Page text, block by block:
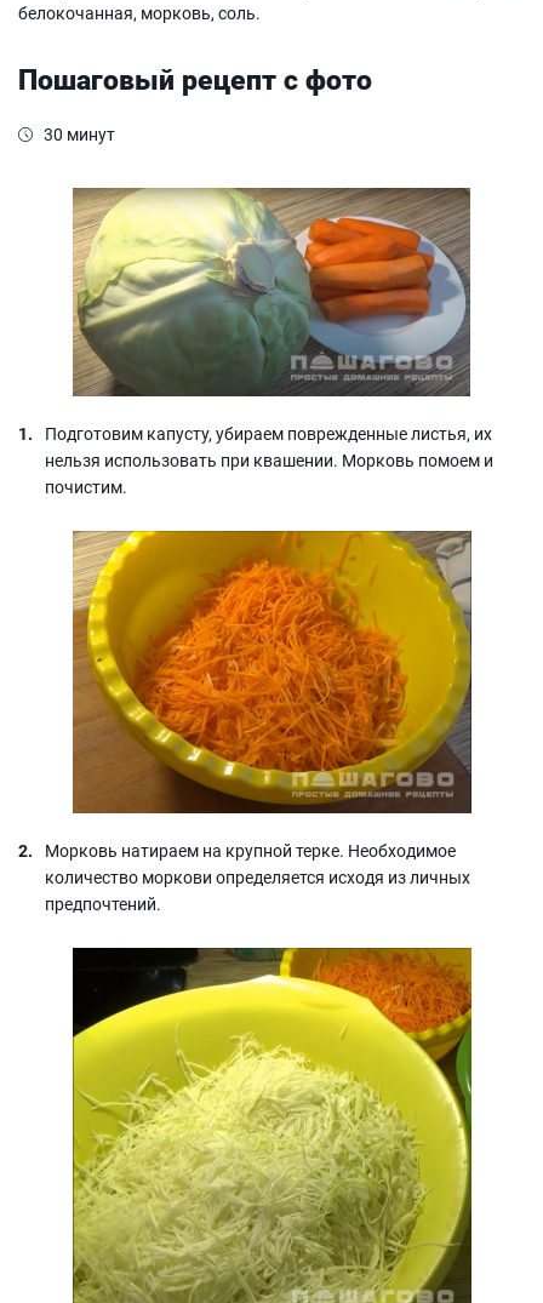
белокочанная, морковь, соль.
Пошаговый рецепт с фото
30 минут
Подготовим капусту, убираем поврежденные листья, их
нельзя использовать при квашении. Морковь помоем и
почистим.
Морковь натираем на крупной терке. Необходимое
количество моркови определяется исходя из личных
предпочтений.